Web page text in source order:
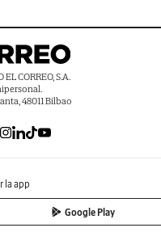
CORREO, S.A.
48011 Bilbao
la app
Google Play